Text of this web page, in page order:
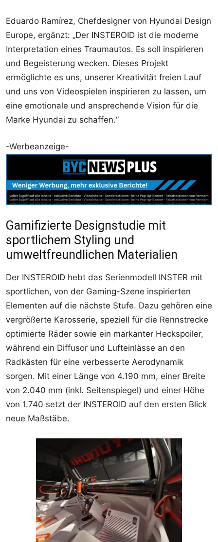
Eduardo Ramírez, Chefdesigner von Hyundai Design
Europe, ergänzt: „Der INSTEROID ist die moderne
Interpretation eines Traumautos. Es soll inspirieren
und Begeisterung wecken. Dieses Projekt
ermöglichte es uns, unserer Kreativität freien Lauf
und uns von Videospielen inspirieren zu lassen, um
eine emotionale und ansprechende Vision für die
Marke Hyundai zu schaffen.“
-Werbeanzeige-
Gamifizierte Designstudie mit
sportlichem Styling und
umweltfreundlichen Materialien
Der INSTEROID hebt das Serienmodell INSTER mit
sportlichen, von der Gaming-Szene inspirierten
Elementen auf die nächste Stufe. Dazu gehören eine
vergrößerte Karosserie, speziell für die Rennstrecke
optimierte Räder sowie ein markanter Heckspoiler,
während ein Diffusor und Lufteinlässe an den
Radkästen für eine verbesserte Aerodynamik
sorgen. Mit einer Länge von 4.190 mm, einer Breite
von 2.040 mm (inkl. Seitenspiegel) und einer Höhe
von 1.740 setzt der INSTEROID auf den ersten Blick
neue Maßstäbe.